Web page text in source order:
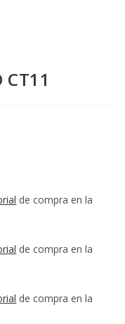
CT11
de compra en la
de compra en la
de compra en la